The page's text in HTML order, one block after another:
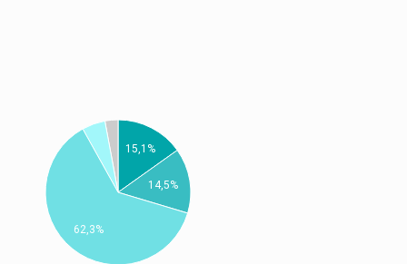
15,1%
14,5%
62,3%